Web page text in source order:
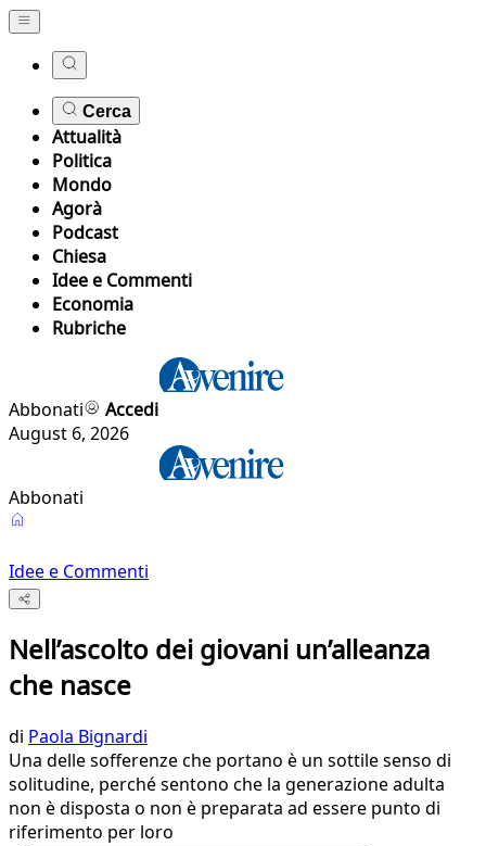
Cerca
Attualità
Politica
Mondo
Agorà
Podcast
Chiesa
Idee e Commenti
Economia
Rubriche
Abbonati
Accedi
August 6, 2026
Abbonati
Idee e Commenti
Nell’ascolto dei giovani un’alleanza
che nasce
di Paola Bignardi
Una delle sofferenze che portano è un sottile senso di
solitudine, perché sentono che la generazione adulta
non è disposta o non è preparata ad essere punto di
riferimento per loro